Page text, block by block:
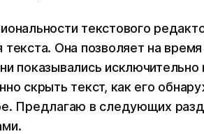
текстового
текста. Она позволяет на
показывались
скрыть текст, как его
Предлагаю в следующих